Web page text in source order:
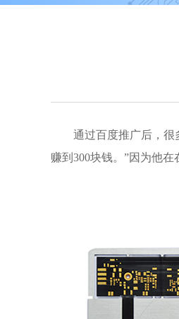
通过百度推广后，很
赚到300块钱。”因为他在